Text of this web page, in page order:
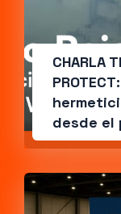
CHARLA
desde el